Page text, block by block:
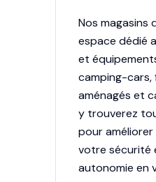
Nos magasins
espace dédié
et
camping-cars,
aménagés et
y trouverez
pour
votre sécurité
autonomie en